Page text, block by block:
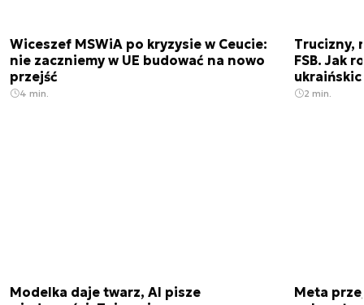
Wiceszef MSWiA po kryzysie w Ceucie:
nie zaczniemy w UE budować na nowo
przejść
4 min.
Trucizny,
FSB. Jak
2 min.
Modelka daje twarz, AI pisze
Meta